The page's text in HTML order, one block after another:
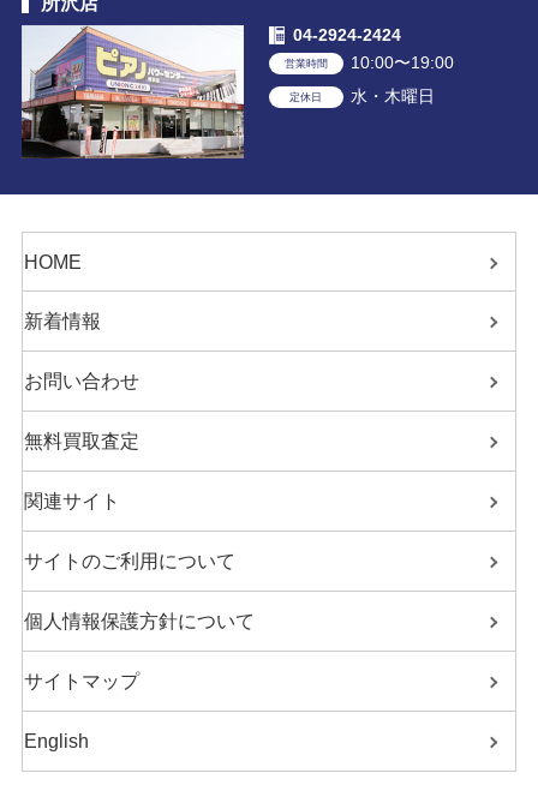
04-2924-2424
営業時間 10:00〜19:00
定休日 水・木曜日
HOME
新着情報
お問い合わせ
無料買取査定
関連サイト
サイトのご利用について
個人情報保護方針について
サイトマップ
English